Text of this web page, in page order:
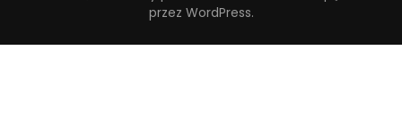
przez WordPress.